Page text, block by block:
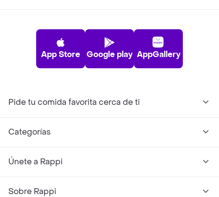
App Store Google play AppGallery
Pide tu comida favorita cerca de ti
Categorías
Únete a Rappi
Sobre Rappi